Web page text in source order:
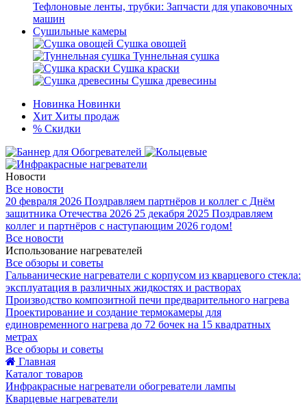
Тефлоновые ленты, трубки: Запчасти для упаковочных
машин
Сушильные камеры
Сушка овощей
Туннельная сушка
Сушка краски
Сушка древесины
Новинка Новинки
Хит Хиты продаж
% Скидки
Новости
Все новости
20 февраля 2026 Поздравляем партнёров и коллег с Днём
защитника Отечества 2026 25 декабря 2025 Поздравляем
коллег и партнёров с наступающим 2026 годом!
Все новости
Использование нагревателей
Все обзоры и советы
Гальванические нагреватели с корпусом из кварцевого стекла:
эксплуатация в различных жидкостях и растворах
Производство композитной печи предварительного нагрева
Проектирование и создание термокамеры для
единовременного нагрева до 72 бочек на 15 квадратных
метрах
Все обзоры и советы
Главная
Каталог товаров
Инфракрасные нагреватели обогреватели лампы
Кварцевые нагреватели